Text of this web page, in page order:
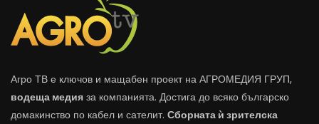
Агро ТВ е ключов и мащабен проект на АГРОМЕДИЯ ГРУП,
водеща медия за компанията. Достига до всяко българско
домакинство по кабел и сателит. Сборната ѝ зрителска